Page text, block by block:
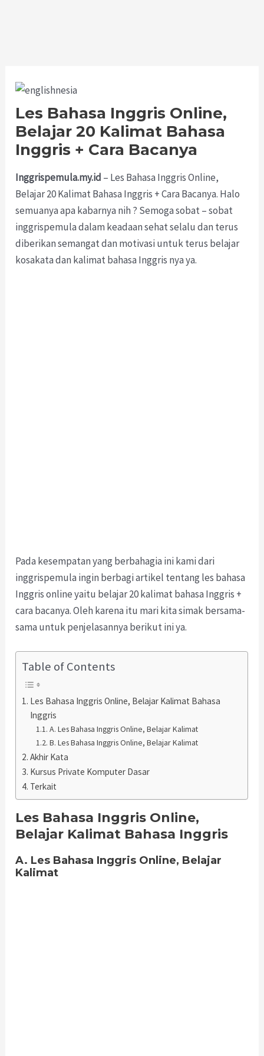
Les Bahasa Inggris Online,
Belajar 20 Kalimat Bahasa
Inggris + Cara Bacanya
Inggrispemula.my.id – Les Bahasa Inggris Online,
Belajar 20 Kalimat Bahasa Inggris + Cara Bacanya. Halo
semuanya apa kabarnya nih ? Semoga sobat – sobat
inggrispemula dalam keadaan sehat selalu dan terus
diberikan semangat dan motivasi untuk terus belajar
kosakata dan kalimat bahasa Inggris nya ya.
Pada kesempatan yang berbahagia ini kami dari
inggrispemula ingin berbagi artikel tentang les bahasa
Inggris online yaitu belajar 20 kalimat bahasa Inggris +
cara bacanya. Oleh karena itu mari kita simak bersama-
sama untuk penjelasannya berikut ini ya.
Table of Contents
Les Bahasa Inggris Online, Belajar Kalimat Bahasa
Inggris
A. Les Bahasa Inggris Online, Belajar Kalimat
B. Les Bahasa Inggris Online, Belajar Kalimat
Akhir Kata
Kursus Private Komputer Dasar
Terkait
Les Bahasa Inggris Online,
Belajar Kalimat Bahasa Inggris
A. Les Bahasa Inggris Online, Belajar
Kalimat